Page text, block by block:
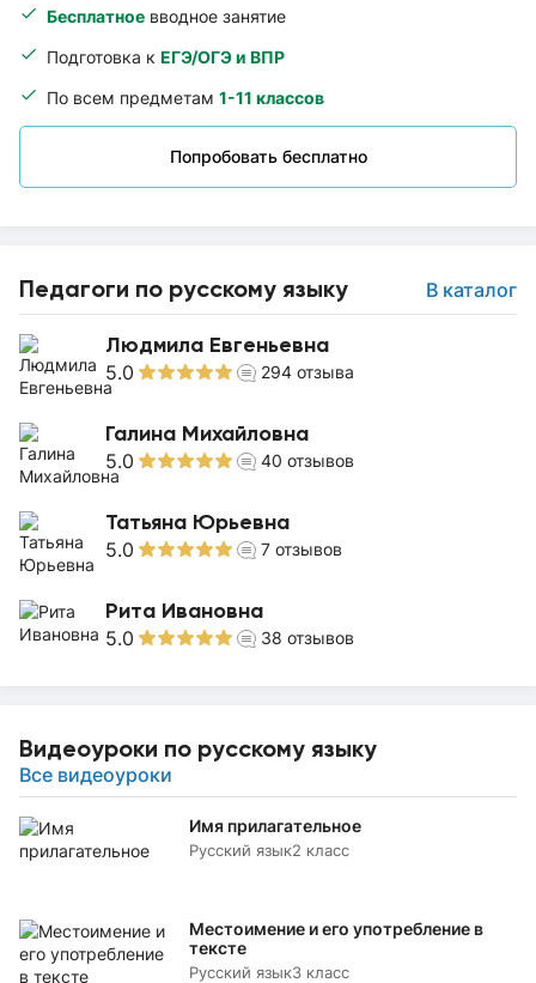
Бесплатное вводное занятие
Подготовка к ЕГЭ/ОГЭ и ВПР
По всем предметам 1-11 классов
Попробовать бесплатно
Педагоги по русскому языку В каталог
Людмила Евгеньевна
5.0 294 отзыва
Галина Михайловна
5.0 40 отзывов
Татьяна Юрьевна
5.0 7 отзывов
Рита Ивановна
5.0 38 отзывов
Видеоуроки по русскому языку
Все видеоуроки
Имя прилагательное
Русский язык2 класс
Местоимение и его употребление в
тексте
Русский язык3 класс